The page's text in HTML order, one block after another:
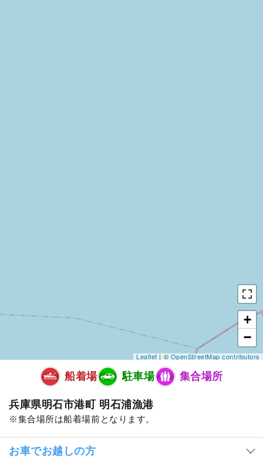
+
−
Leaflet| ©OpenStreetMap contributors
船着場 駐車場 集合場所
兵庫県明石市港町 明石浦漁港
集合場所は船着場前となります。
お車でお越しの方